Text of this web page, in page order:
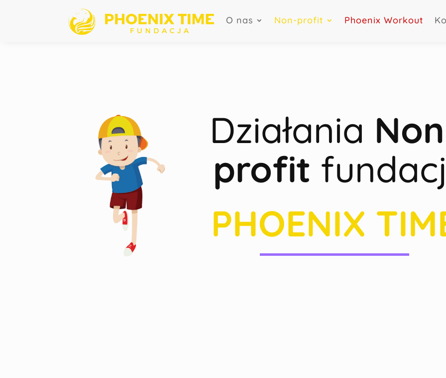
O nas Non-profit Phoenix Workout
Działania
profit
PHOENIX